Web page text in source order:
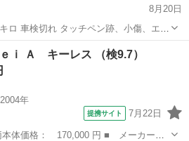
8月20日
匂いもありませ
ん。 AC パワーステアリング パワーウィンドウ ピロ付き車高調 社...
ｉ Ａ キーレス （検9.7）
2004年
提携サイト 7月22日